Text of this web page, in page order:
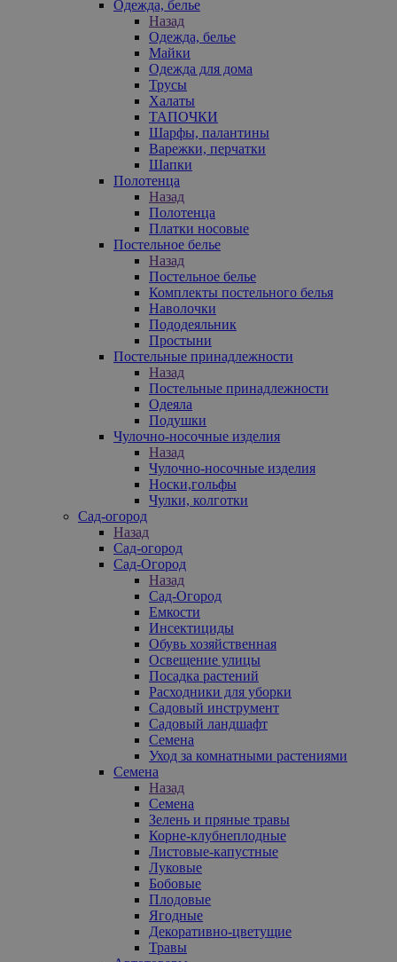
Одежда, белье
Назад
Одежда, белье
Майки
Одежда для дома
Трусы
Халаты
ТАПОЧКИ
Шарфы, палантины
Варежки, перчатки
Шапки
Полотенца
Назад
Полотенца
Платки носовые
Постельное белье
Назад
Постельное белье
Комплекты постельного белья
Наволочки
Пододеяльник
Простыни
Постельные принадлежности
Назад
Постельные принадлежности
Одеяла
Подушки
Чулочно-носочные изделия
Назад
Чулочно-носочные изделия
Носки,гольфы
Чулки, колготки
Сад-огород
Назад
Сад-огород
Сад-Огород
Назад
Сад-Огород
Емкости
Инсектициды
Обувь хозяйственная
Освещение улицы
Посадка растений
Расходники для уборки
Садовый инструмент
Садовый ландшафт
Семена
Уход за комнатными растениями
Семена
Назад
Семена
Зелень и пряные травы
Корне-клубнеплодные
Листовые-капустные
Луковые
Бобовые
Плодовые
Ягодные
Декоративно-цветущие
Травы